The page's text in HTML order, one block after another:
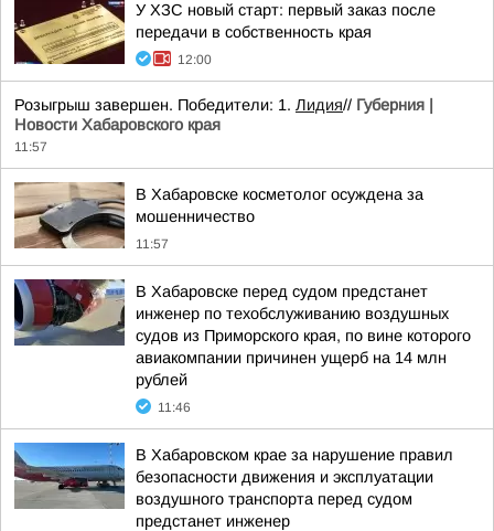
У ХЗС новый старт: первый заказ после
передачи в собственность края
12:00
Розыгрыш завершен. Победители: 1. Лидия// Губерния |
Новости Хабаровского края
11:57
В Хабаровске косметолог осуждена за
мошенничество
11:57
В Хабаровске перед судом предстанет
инженер по техобслуживанию воздушных
судов из Приморского края, по вине которого
авиакомпании причинен ущерб на 14 млн
рублей
11:46
В Хабаровском крае за нарушение правил
безопасности движения и эксплуатации
воздушного транспорта перед судом
предстанет инженер